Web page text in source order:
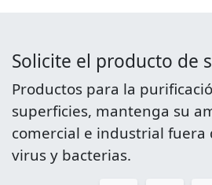
Solicite el producto de
Productos para la
superficies, mantenga su
comercial e industrial fuera
virus y bacterias.